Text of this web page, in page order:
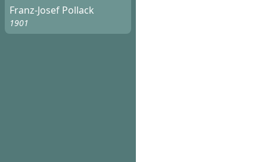
Franz-Josef Pollack
1901